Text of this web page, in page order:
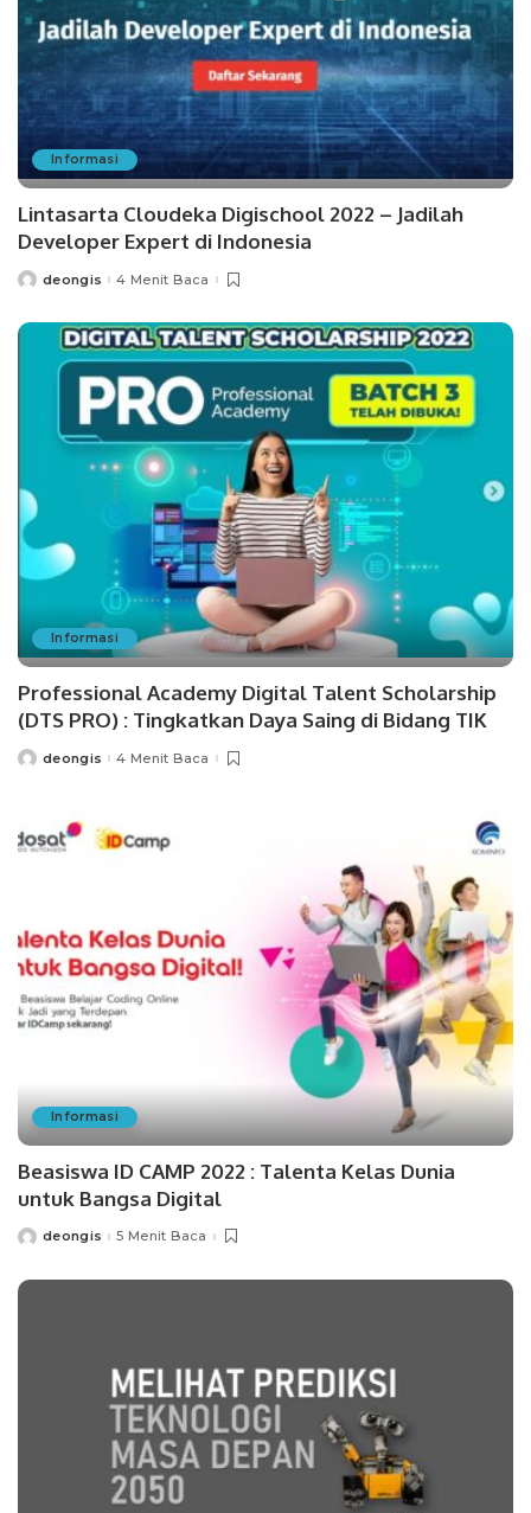
Informasi
Lintasarta Cloudeka Digischool 2022 – Jadilah
Developer Expert di Indonesia
Posteddeongis 4 Menit Baca
Informasi
Professional Academy Digital Talent Scholarship
(DTS PRO) : Tingkatkan Daya Saing di Bidang TIK
Posteddeongis 4 Menit Baca
Informasi
Beasiswa ID CAMP 2022 : Talenta Kelas Dunia
untuk Bangsa Digital
Posteddeongis 5 Menit Baca